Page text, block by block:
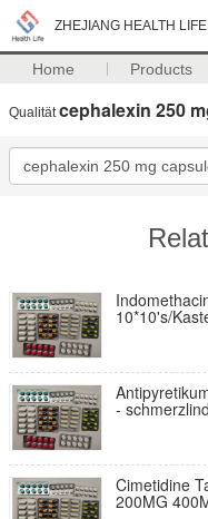
ZHEJIANG HEALTH
Home Products
Qualitätcephalexin 250
10*10's/
-
Cimetidine
200MG